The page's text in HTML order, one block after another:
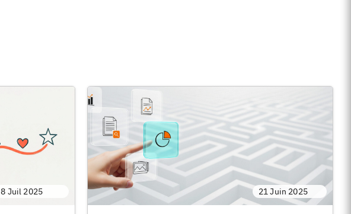
8 Juil 2025 21 Juin 2025